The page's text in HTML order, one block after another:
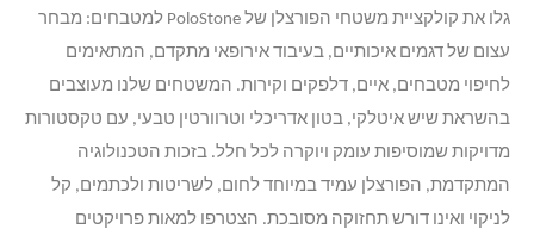
גלו את קולקציית משטחי הפורצלן של PoloStone למטבחים: מבחר
עצום של דגמים איכותיים, בעיבוד אירופאי מתקדם, המתאימים
לחיפוי מטבחים, איים, דלפקים וקירות. המשטחים שלנו מעוצבים
בהשראת שיש איטלקי, בטון אדריכלי וטרוורטין טבעי, עם טקסטורות
מדויקות שמוסיפות עומק ויוקרה לכל חלל. בזכות הטכנולוגיה
המתקדמת, הפורצלן עמיד במיוחד לחום, לשריטות ולכתמים, קל
לניקוי ואינו דורש תחזוקה מסובכת. הצטרפו למאות פרויקטים